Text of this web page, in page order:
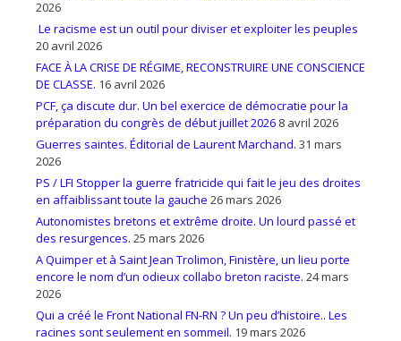
2026
Le racisme est un outil pour diviser et exploiter les peuples
20 avril 2026
FACE À LA CRISE DE RÉGIME, RECONSTRUIRE UNE CONSCIENCE
DE CLASSE. 16 avril 2026
PCF, ça discute dur. Un bel exercice de démocratie pour la
préparation du congrès de début juillet 2026 8 avril 2026
Guerres saintes. Éditorial de Laurent Marchand. 31 mars
2026
PS / LFI Stopper la guerre fratricide qui fait le jeu des droites
en affaiblissant toute la gauche 26 mars 2026
Autonomistes bretons et extrême droite. Un lourd passé et
des resurgences. 25 mars 2026
A Quimper et à Saint Jean Trolimon, Finistère, un lieu porte
encore le nom d’un odieux collabo breton raciste. 24 mars
2026
Qui a créé le Front National FN-RN ? Un peu d’histoire.. Les
racines sont seulement en sommeil. 19 mars 2026